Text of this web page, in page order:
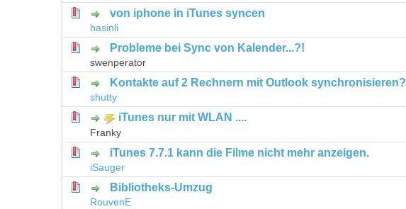
von iphone in iTunes syncen
hasinli
0 Bewertung(en) - 0 von 5 durchschnittlich
12345
Probleme bei Sync von Kalender...?!
swenperator
0 Bewertung(en) - 0 von 5 durchschnittlich
12345
Kontakte auf 2 Rechnern mit Outlook synchronisieren?
shutty
0 Bewertung(en) - 0 von 5 durchschnittlich
1 2345
iTunes nur mit WLAN ....
Franky
0 Bewertung(en) - 0 von 5 durchschnittlich
12
iTunes 7.7.1 kann die Filme nicht mehr anzeigen.
iSauger
0 Bewertung(en) - 0 von 5 durchschnittlich
123 45
Bibliotheks-Umzug
RouvenE
0 Bewertung(en) - 0 von 5 durchschnittlich